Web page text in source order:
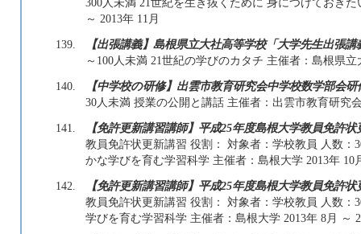
300人未満 21世紀を生き抜くために 身につけておき
～ 2013年 11月
139.
【出張講義】島根県立大社高等学校「大学先生出張講
～100人未満 21世紀の学びのカタチ 主催者：島根県
140.
【中学校の研修】出雲市教育研究会中学校数学部会研
30人未満 授業の公開と講話 主催者：出雲市教育研究
141.
【免許更新講習講師】平成25年度島根大学教員免許
教員免許状更新講習 役割： 対象者：学校教員 人数：
かな学びを育む学習科学 主催者：島根大学 2013年 10
142.
【免許更新講習講師】平成25年度島根大学教員免許
教員免許状更新講習 役割： 対象者：学校教員 人数：
学びを育む学習科学 主催者：島根大学 2013年 8月 ～